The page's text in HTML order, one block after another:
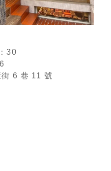
30
6 巷 11 號